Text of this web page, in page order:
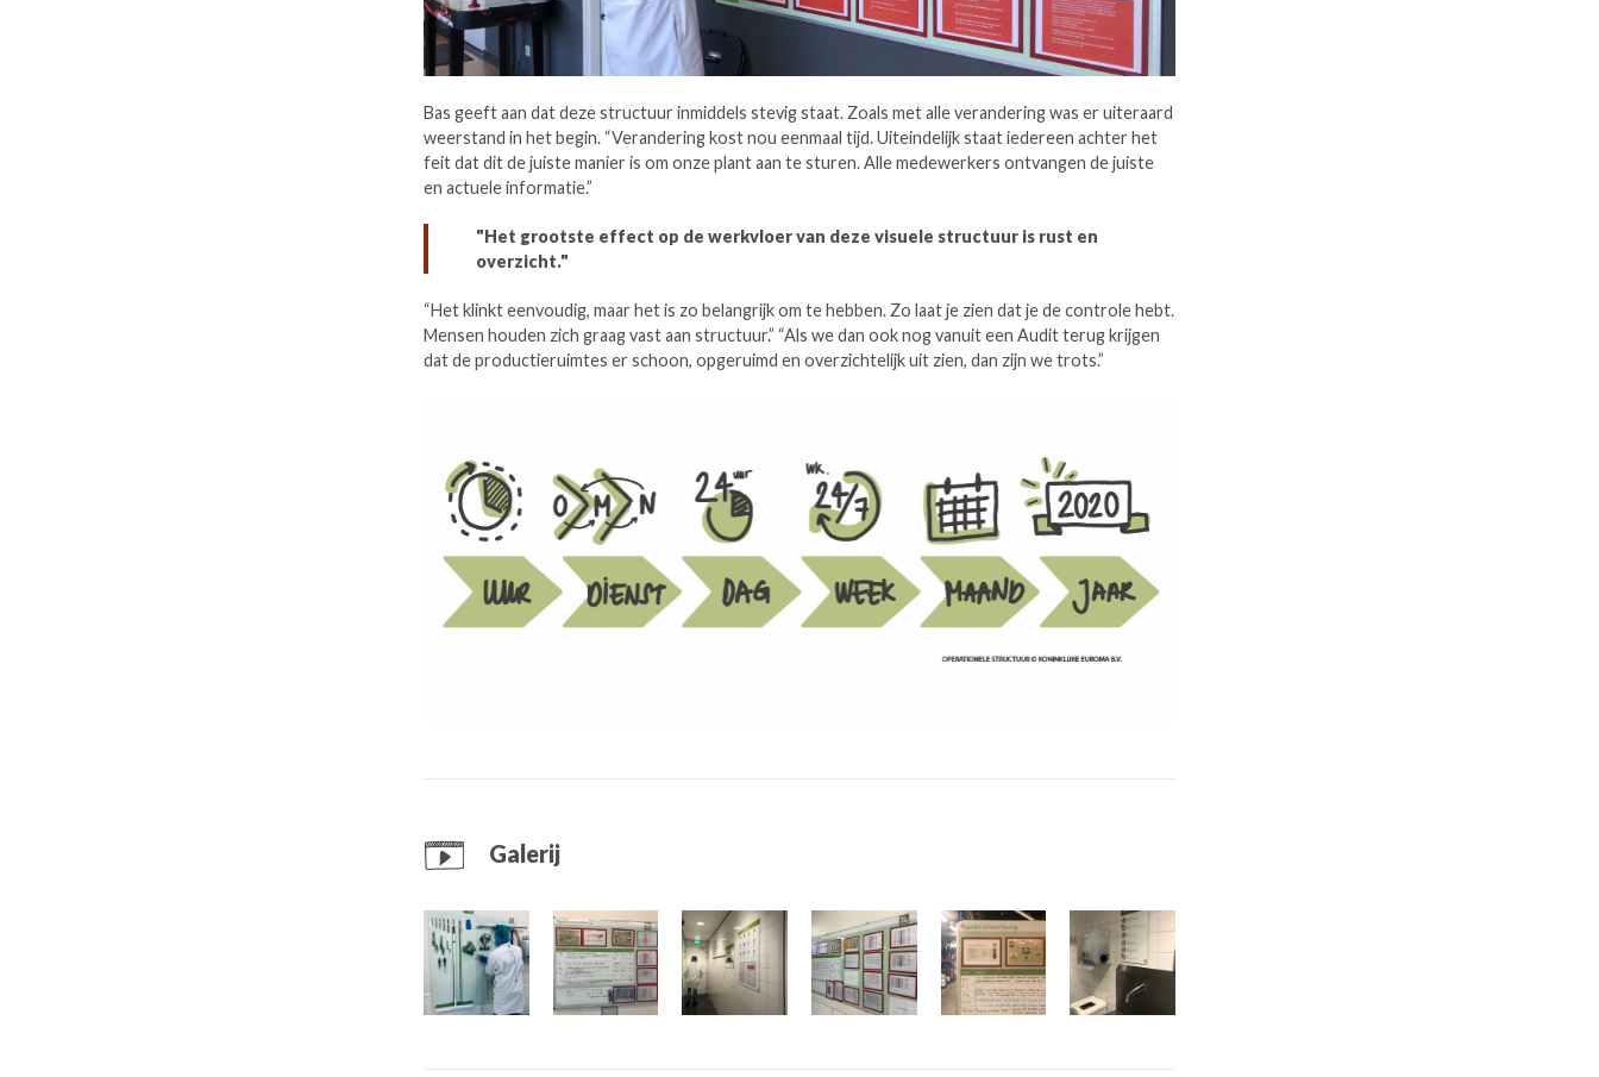
Bas geeft aan dat deze structuur inmiddels stevig staat. Zoals met alle verandering was er uiteraard
weerstand in het begin. “Verandering kost nou eenmaal tijd. Uiteindelijk staat iedereen achter het
feit dat dit de juiste manier is om onze plant aan te sturen. Alle medewerkers ontvangen de juiste
en actuele informatie.”
"Het grootste effect op de werkvloer van deze visuele structuur is rust en
overzicht."
“Het klinkt eenvoudig, maar het is zo belangrijk om te hebben. Zo laat je zien dat je de controle hebt.
Mensen houden zich graag vast aan structuur.” “Als we dan ook nog vanuit een Audit terug krijgen
dat de productieruimtes er schoon, opgeruimd en overzichtelijk uit zien, dan zijn we trots.”
Galerij